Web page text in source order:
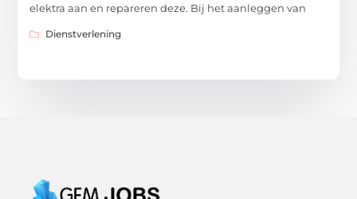
elektra aan en repareren deze. Bij het aanleggen van
Dienstverlening